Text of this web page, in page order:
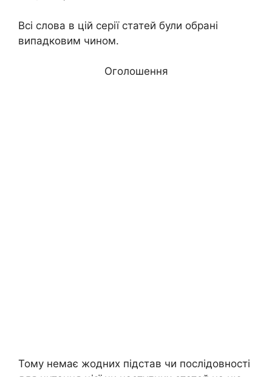
s g e
e
b
o
L л
Всі слова в цій серії статей були обрані
випадковим чином.
Оголошення
Тому немає жодних підстав чи послідовності